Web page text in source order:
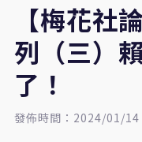
【梅花社
列（三）
了！
發佈時間：2024/01/14